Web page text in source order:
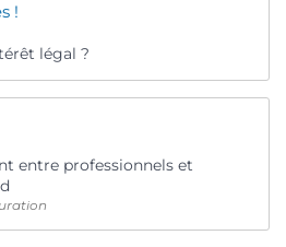
!
légal ?
entre professionnels et